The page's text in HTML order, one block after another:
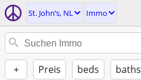
St. John’s, NL Immo
+ Preis beds baths